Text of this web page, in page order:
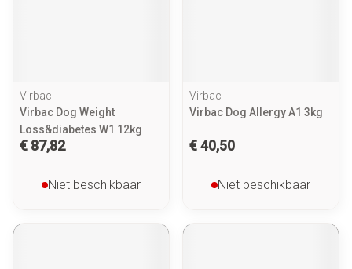
Virbac
Virbac Dog Weight
Loss&diabetes W1 12kg
€ 87,82
Niet beschikbaar
Virbac
Virbac Dog Allergy A1 3kg
€ 40,50
Niet beschikbaar